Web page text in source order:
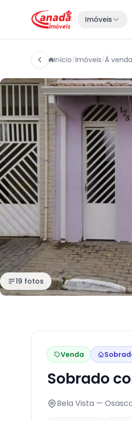
Imóveis
Início/Imóveis/À venda
19 fotos
Venda
Sobrado
Bela Vista —